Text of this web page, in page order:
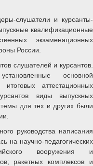
слушатели и курсанты-
квалификационные
экзаменационных
России.
слушателей и курсантов.
основной
аттестационных
виды выпускных
для тех и других были
руководства написания
на научно-педагогических
вооружения и
ракетных комплексов и